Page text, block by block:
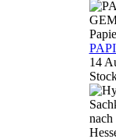
14